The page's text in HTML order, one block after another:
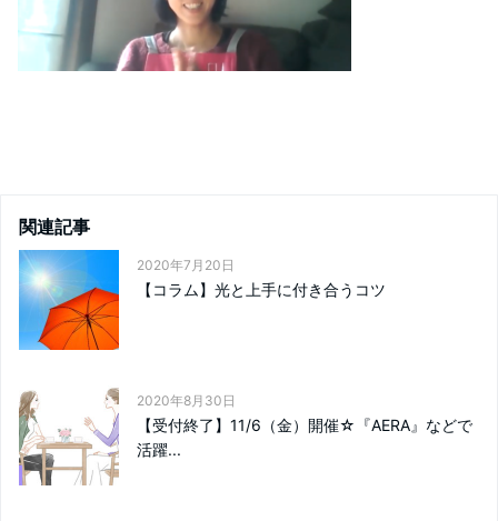
関連記事
2020年7月20日
【コラム】光と上手に付き合うコツ
2020年8月30日
【受付終了】11/6（金）開催☆『AERA』などで
活躍...